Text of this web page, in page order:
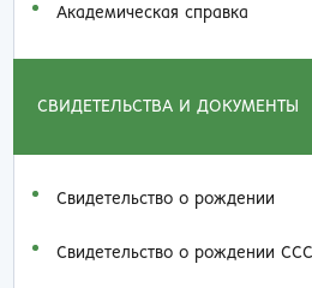
Академическая справка
СВИДЕТЕЛЬСТВА И ДОКУМЕНТЫ
Свидетельство о рождении
Свидетельство о рождении